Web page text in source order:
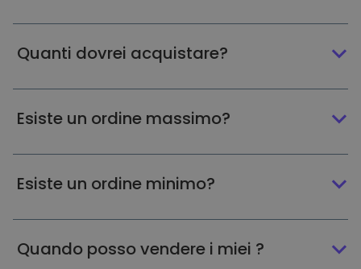
Quanti dovrei acquistare?
Esiste un ordine massimo?
Esiste un ordine minimo?
Quando posso vendere i miei ?